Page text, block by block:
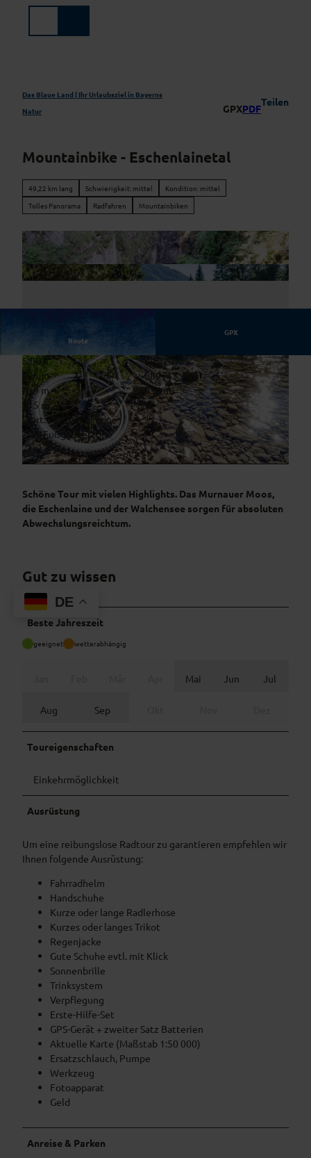
Das Blaue Land | Ihr Urlaubsziel in Bayerns
Natur
GPXPDF
Teilen
Mountainbike - Eschenlainetal
49,22 km lang Schwierigkeit: mittel
Kondition: mittel
Tolles Panorama
Radfahren Mountainbiken
© Simon Bauer, Das Blaue Land / Simon Bauer
Route
GPX
5:00 h
49,22 km
906 m
889 m
619 m
934 m
315 m
Start: Fußgängerzone
Ziel: Fußgängerzone
Schöne Tour mit vielen Highlights. Das Murnauer Moos,
die Eschenlaine und der Walchensee sorgen für absoluten
Abwechslungsreichtum.
Gut zu wissen
Beste Jahreszeit
geeignet wetterabhängig
Mai Jun Jul
Aug Sep
Toureigenschaften
Einkehrmöglichkeit
Ausrüstung
Um eine reibungslose Radtour zu garantieren empfehlen wir
Ihnen folgende Ausrüstung:
Fahrradhelm
Handschuhe
Kurze oder lange Radlerhose
Kurzes oder langes Trikot
Regenjacke
Gute Schuhe evtl. mit Klick
Sonnenbrille
Trinksystem
Verpflegung
Erste-Hilfe-Set
GPS-Gerät + zweiter Satz Batterien
Aktuelle Karte (Maßstab 1:50 000)
Ersatzschlauch, Pumpe
Werkzeug
Fotoapparat
Geld
Anreise & Parken
DE